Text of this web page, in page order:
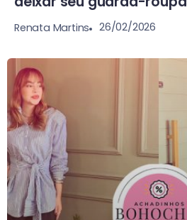
Renata Martins 26/02/2026